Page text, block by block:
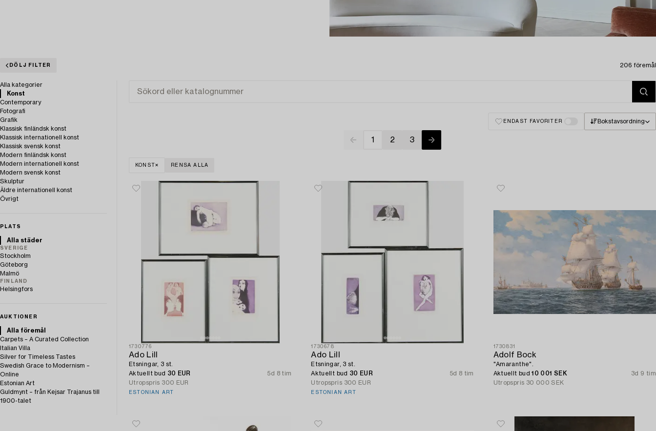
DÖLJ FILTER 206 föremål
Alla kategorier
Konst
Contemporary
Fotografi
Grafik
Klassisk finländsk konst
Klassisk internationell konst
Klassisk svensk konst
Modern finländsk konst
Modern internationell konst
Modern svensk konst
Skulptur
Äldre internationell konst
Övrigt
PLATS
Alla städer
SVERIGE
Stockholm
Göteborg
Malmö
FINLAND
Helsingfors
AUKTIONER
Alla föremål
Carpets – A Curated Collection
Italian Villa
Silver for Timeless Tastes
Swedish Grace to Modernism –
Online
Estonian Art
Guldmynt – från Kejsar Trajanus till
1900-talet
ENDAST FAVORITER Bokstavsordning
1 2 3
KONST RENSA ALLA
1730776
Ado Lill
Etsningar, 3 st.
Aktuellt bud 30 EUR
5d 8 tim
Utropspris 300 EUR
ESTONIAN ART
1730678
Ado Lill
Etsningar, 3 st.
Aktuellt bud 30 EUR
5d 8 tim
Utropspris 300 EUR
ESTONIAN ART
1730831
Adolf Bock
"Amaranthe".
Aktuellt bud10 001 SEK
3d 9 tim
Utropspris 30 000 SEK